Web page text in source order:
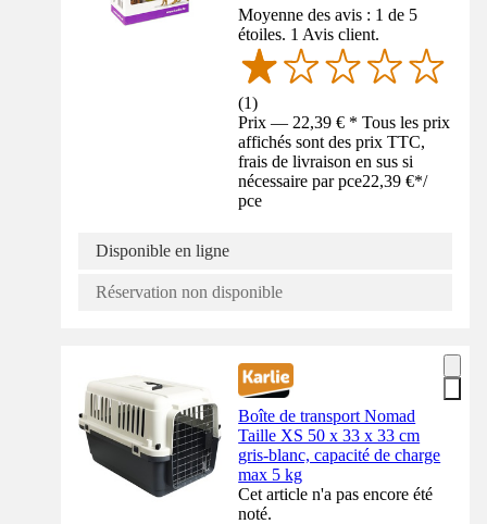
Moyenne des avis : 1 de 5
étoiles. 1 Avis client.
(1)
Prix — 22,39 € * Tous les prix
affichés sont des prix TTC,
frais de livraison en sus si
nécessaire par pce22,39 €*/
pce
Disponible en ligne
Réservation non disponible
Boîte de transport Nomad
Taille XS 50 x 33 x 33 cm
gris-blanc, capacité de charge
max 5 kg
Cet article n'a pas encore été
noté.